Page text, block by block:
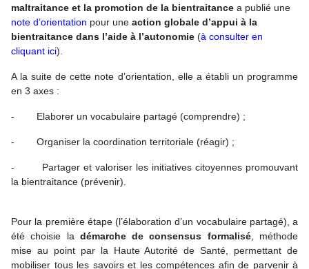
maltraitance et la promotion de la bientraitance a publié une
note d’orientation pour une action globale d’appui à la
bientraitance dans l’aide à l’autonomie (à consulter en
cliquant ici).
A la suite de cette note d’orientation, elle a établi un programme
en 3 axes :
- Elaborer un vocabulaire partagé (comprendre) ;
- Organiser la coordination territoriale (réagir) ;
- Partager et valoriser les initiatives citoyennes promouvant
la bientraitance (prévenir).
Pour la première étape (l’élaboration d’un vocabulaire partagé), a
été choisie la démarche de consensus formalisé, méthode
mise au point par la Haute Autorité de Santé, permettant de
mobiliser tous les savoirs et les compétences afin de parvenir à